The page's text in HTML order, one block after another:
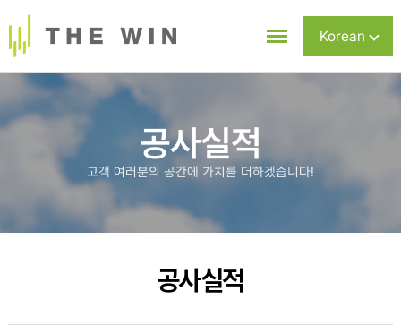
Korean
English
Chinese
공사실적
고객 여러분의 공간에 가치를 더하겠습니다!
공사실적